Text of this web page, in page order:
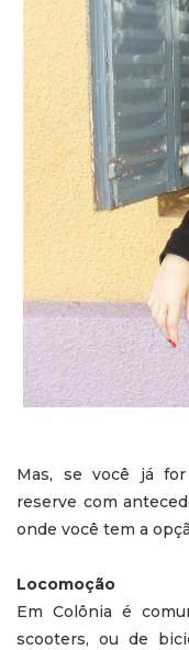
Mas, se você já
reserve com
onde você tem a
Locomoção
Em Colônia é
scooters, ou de